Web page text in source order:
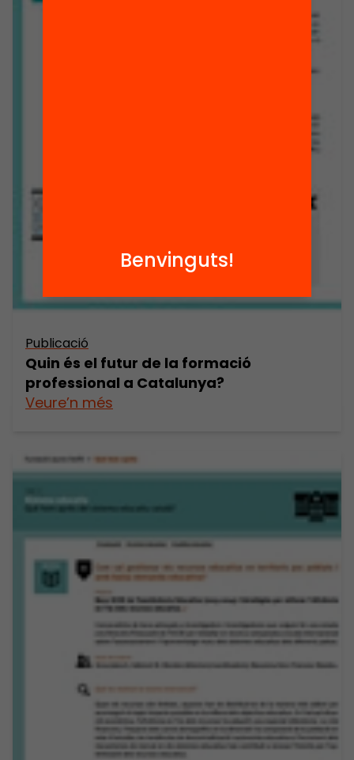
Publicació
Quin és el futur de la formació
professional a Catalunya?
Veure’n més
Benvinguts!